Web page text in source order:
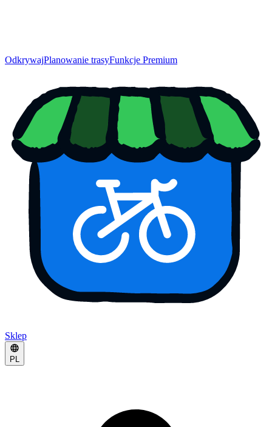
OdkrywajPlanowanie trasyFunkcje Premium
Sklep
PL